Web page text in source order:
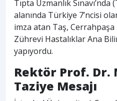
Tıpta Uzmanlık
alanında Türkiye 7’ncisi
imza atan Taş, Cerrahpaşa
Zührevi Hastalıklar Ana
yapıyordu.
Rektör Prof. Dr.
Taziye Mesajı